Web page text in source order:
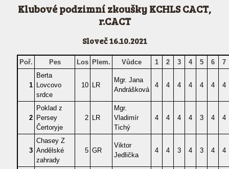
Klubové podzimní zkoušky KCHLS CACT,
r.CACT
Sloveč 16.10.2021
Poř. Pes Los Plem. Vůdce 1 2 3 4 5 6 7
1
Berta
Lovcovo
srdce
10 LR
Mgr. Jana
Andrášková
4 4 4 4 4 4 4
2
Poklad z
Persey
Čertoryje
2 LR
Mgr.
Vladimír
Tichý
4 4 4 4 3 4 4
3
Chasey Z
Andělské
zahrady
5 GR
Viktor
Jedlička
4 4 3 4 3 4 4